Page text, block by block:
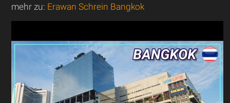
mehr zu: Erawan Schrein Bangkok